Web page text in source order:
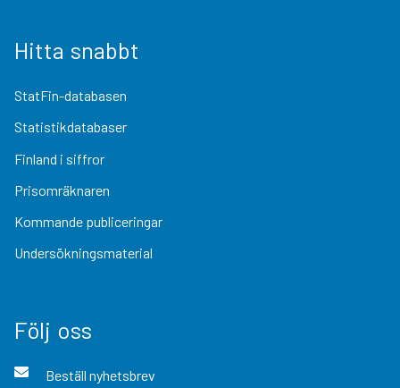
Hitta snabbt
StatFin-databasen
Statistikdatabaser
Finland i siffror
Prisomräknaren
Kommande publiceringar
Undersökningsmaterial
Följ oss
Beställ nyhetsbrev